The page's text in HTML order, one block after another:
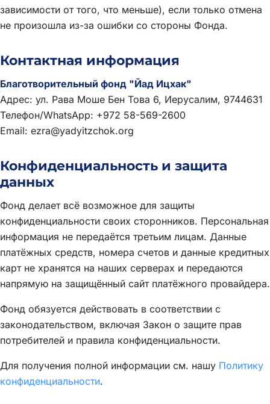
зависимости от того, что меньше), если только отмена
не произошла из-за ошибки со стороны Фонда.
Контактная информация
Благотворительный фонд "Йад Ицхак"
Адрес: ул. Рава Моше Бен Това 6, Иерусалим, 9744631
Телефон/WhatsApp: +972 58-569-2600
Email: ezra@yadyitzchok.org
Конфиденциальность и защита
данных
Фонд делает всё возможное для защиты
конфиденциальности своих сторонников. Персональная
информация не передаётся третьим лицам. Данные
платёжных средств, номера счетов и данные кредитных
карт не хранятся на наших серверах и передаются
напрямую на защищённый сайт платёжного провайдера.
Фонд обязуется действовать в соответствии с
законодательством, включая Закон о защите прав
потребителей и правила конфиденциальности.
Для получения полной информации см. нашу Политику
конфиденциальности.